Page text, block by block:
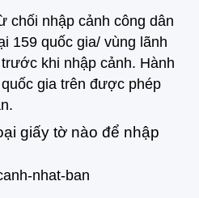
chối nhập cảnh công dân
159 quốc gia/ vùng lãnh
khi nhập cảnh. Hành
gia trên được phép
giấy tờ nào để nhập